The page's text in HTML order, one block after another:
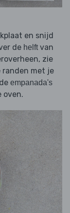
en snijd
de helftvan
zie
randen met je
empanada's
oven.